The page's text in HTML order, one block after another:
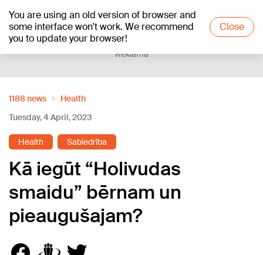
You are using an old version of browser and
some interface won't work. We recommend
you to update your browser!
Close
+27°C
Reklāma
1188 news
Health
Tuesday, 4 April, 2023
Health Sabiedrība
Kā iegūt “Holivudas
smaidu” bērnam un
pieaugušajam?